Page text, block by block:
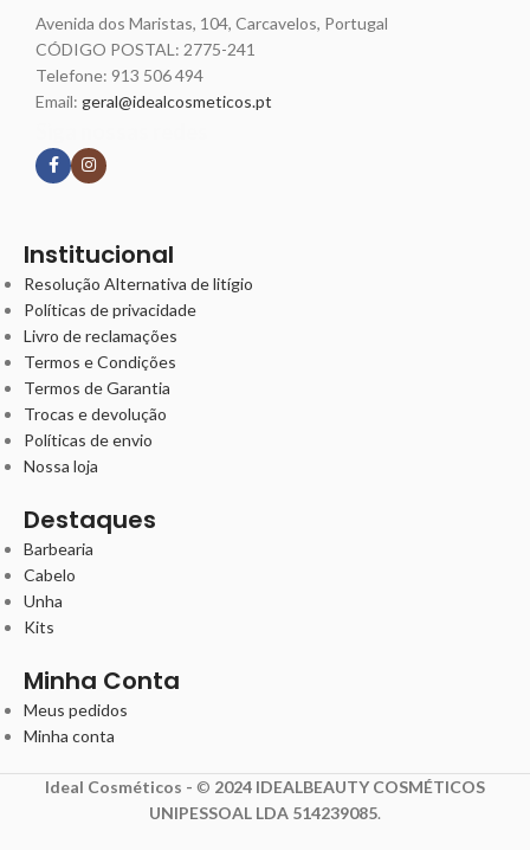
Avenida dos Maristas, 104, Carcavelos, Portugal
CÓDIGO POSTAL: 2775-241
Telefone: 913 506 494
Email: geral@idealcosmeticos.pt
Institucional
Resolução Alternativa de litígio
Políticas de privacidade
Livro de reclamações
Termos e Condições
Termos de Garantia
Trocas e devolução
Políticas de envio
Nossa loja
Destaques
Barbearia
Cabelo
Unha
Kits
Minha Conta
Meus pedidos
Minha conta
Ideal Cosméticos - © 2024 IDEALBEAUTY COSMÉTICOS
UNIPESSOAL LDA 514239085.